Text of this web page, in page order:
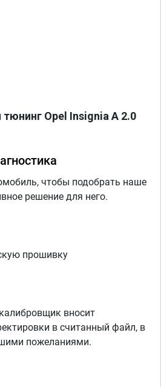
Opel Insignia A 2.0
чтобы подобрать наше
решение для него.
прошивку
вносит
в считанный файл, в
пожеланиями.